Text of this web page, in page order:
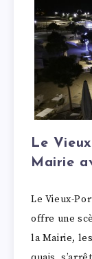
Le
Mairie
Le Vieux-
offre une
la Mairie,